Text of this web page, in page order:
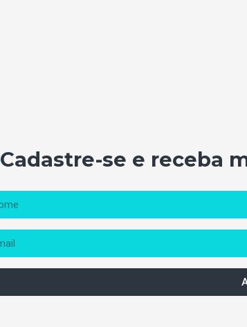
Cadastre-se e receba